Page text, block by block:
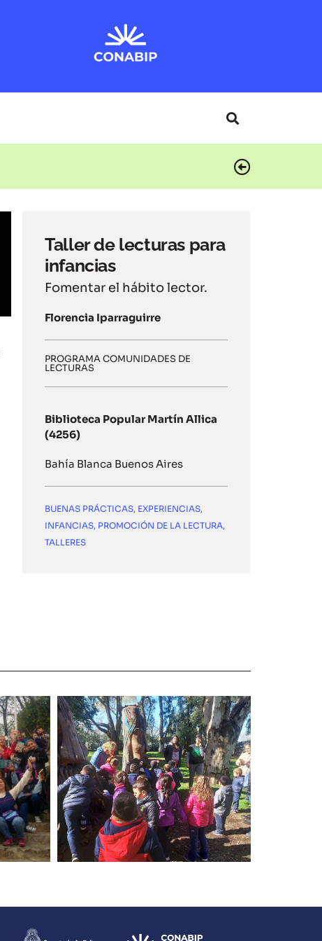
Taller de lecturas para
infancias
Fomentar el hábito lector.
Florencia Iparraguirre
PROGRAMA COMUNIDADES DE
LECTURAS
Biblioteca Popular Martín Allica
(4256)
Bahía Blanca Buenos Aires
BUENAS PRÁCTICAS, EXPERIENCIAS,
INFANCIAS, PROMOCIÓN DE LA LECTURA,
TALLERES
Lectura en familia